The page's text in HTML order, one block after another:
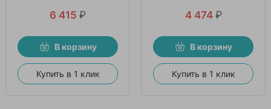
6 415 ₽
В корзину
Купить в 1 клик
4 474 ₽
В корзину
Купить в 1 клик